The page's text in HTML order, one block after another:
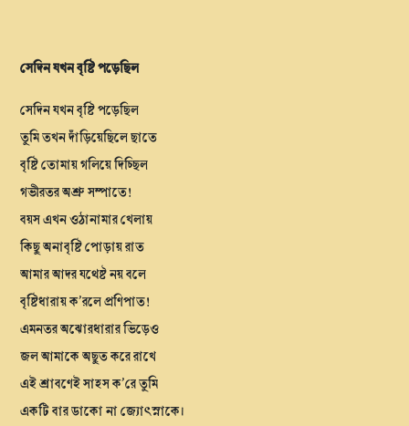
সেদিন যখন বৃষ্টি পড়েছিল
সেদিন যখন বৃষ্টি পড়েছিল
তুমি তখন দাঁড়িয়েছিলে ছাতে
বৃষ্টি তোমায় গলিয়ে দিচ্ছিল
গভীরতর অশ্রু সম্পাতে!
বয়স এখন ওঠানামার খেলায়
কিছু অনাবৃষ্টি পোড়ায় রাত
আমার আদর যথেষ্ট নয় বলে
বৃষ্টিধারায় ক’রলে প্রণিপাত!
এমনতর অঝোরধারার ভিড়েও
জল আমাকে অছুত করে রাখে
এই শ্রাবণেই সাহস ক’রে তুমি
একটি বার ডাকো না জ্যোৎস্নাকে।